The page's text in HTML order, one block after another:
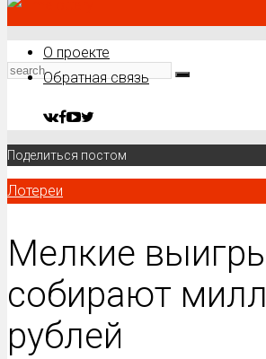
О проекте
Обратная связь
Поделиться постом
Лотереи
Мелкие
собирают
рублей